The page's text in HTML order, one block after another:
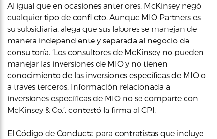
Al igual que en ocasiones anteriores, McKinsey negó
cualquier tipo de conflicto. Aunque MIO Partners es
su subsidiaria, alega que sus labores se manejan de
manera independiente y separada al negocio de
consultoría. ‘Los consultores de McKinsey no pueden
manejar las inversiones de MIO y no tienen
conocimiento de las inversiones específicas de MIO o
a traves terceros. Información relacionada a
inversiones específicas de MIO no se comparte con
McKinsey & Co.’, contestó la firma al CPI.
El Código de Conducta para contratistas que incluye